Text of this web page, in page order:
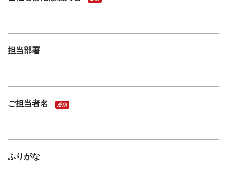
担当部署
ご担当者名 必須
ふりがな